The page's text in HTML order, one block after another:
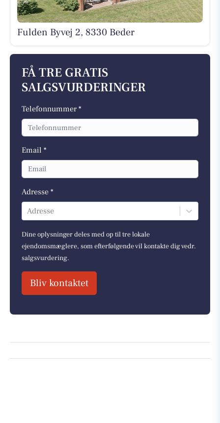
Fulden Byvej 2, 8330 Beder
FÅ TRE GRATIS
SALGSVURDERINGER
Telefonnummer *
Email *
Adresse *
Adresse
Dine oplysninger deles med op til tre lokale
ejendomsmæglere, som efterfølgende vil kontakte dig vedr.
salgsvurdering.
Bliv kontaktet